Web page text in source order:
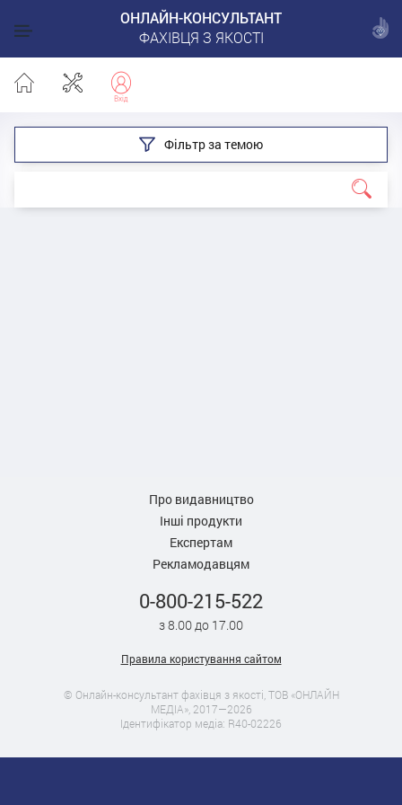
ОНЛАЙН-КОНСУЛЬТАНТ
ФАХІВЦЯ З ЯКОСТІ
Фільтр за темою
Про видавництво
Інші продукти
Експертам
Рекламодавцям
0-800-215-522
з 8.00 до 17.00
Правила користування сайтом
© Онлайн-консультант фахівця з якості, ТОВ «ОНЛАЙН
МЕДІА», 2017—2026
Ідентифікатор медіа: R40-02226